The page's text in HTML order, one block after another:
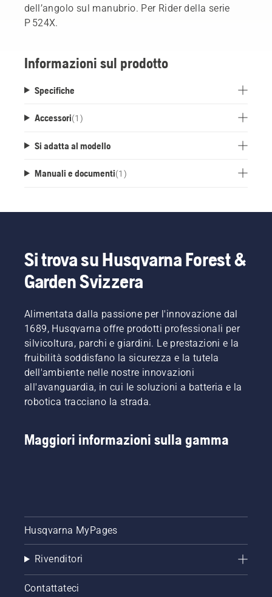
dell’angolo sul manubrio. Per Rider della serie
P 524X.
Informazioni sul prodotto
Specifiche
Accessori(1 )
Si adatta al modello
Manuali e documenti(1 )
Si trova su Husqvarna Forest &
Garden Svizzera
Alimentata dalla passione per l'innovazione dal
1689, Husqvarna offre prodotti professionali per
silvicoltura, parchi e giardini. Le prestazioni e la
fruibilità soddisfano la sicurezza e la tutela
dell'ambiente nelle nostre innovazioni
all'avanguardia, in cui le soluzioni a batteria e la
robotica tracciano la strada.
Maggiori informazioni sulla gamma
Husqvarna MyPages
Rivenditori
Contattateci